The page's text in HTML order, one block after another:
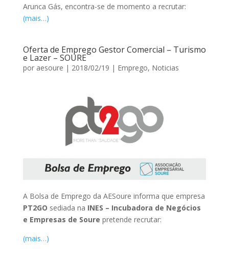
Arunca Gás, encontra-se de momento a recrutar:
(mais…)
Oferta de Emprego Gestor Comercial – Turismo
e Lazer – SOURE
por aesoure | 2018/02/19 | Emprego, Noticias
A Bolsa de Emprego da AESoure informa que empresa
PT2GO sediada na INES – Incubadora de Negócios
e Empresas de Soure pretende recrutar:
(mais…)